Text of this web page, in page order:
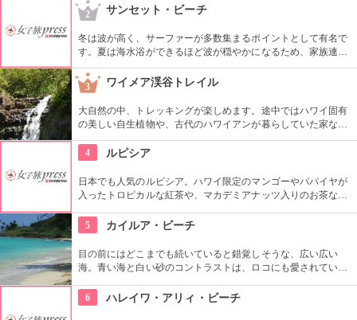
す。像は日本人移民100年祭を記念して建立されました。
2 サンセット・ビーチ
冬は波が高く、サーファーが多数集まるポイントとして有名で
す。夏は海水浴ができるほど波が穏やかになるため、家族連れ
も多く集まります。その名のとおり、サンセットの眺めが美し
いので、この時間帯を狙ってみるのもオススメ。
3 ワイメア渓谷トレイル
大自然の中、トレッキングが楽しめます。途中ではハワイ固有
の美しい自生植物や、古代のハワイアンが暮らしていた家など
の跡を見られることも。滝つぼで泳ぐ人もいるので、シャツや
パンツの下は水着着用がベターかもしれませんね。
4 ルピシア
日本でも人気のルピシア。ハワイ限定のマンゴーやパパイヤが
入ったトロピカルな紅茶や、マカデミアナッツ入りのお茶なお
ンにもお勧め♪
5 カイルア・ビーチ
目の前にはどこまでも続いていると錯覚しそうな、広い広い
海。青い海と白い砂のコントラストは、ロコにも愛されていま
しまいそうですが、マリンアクティビティにも適しています。
6 ハレイワ・アリィ・ビーチ